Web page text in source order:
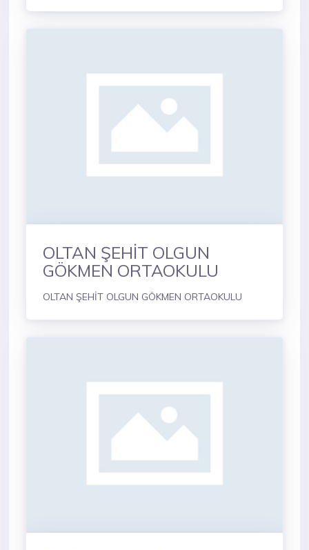
OLTAN ŞEHİT OLGUN
GÖKMEN ORTAOKULU
OLTAN ŞEHİT OLGUN GÖKMEN ORTAOKULU